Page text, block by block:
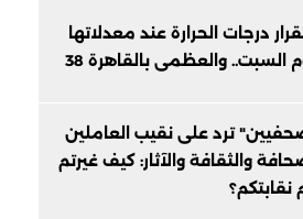
درجات الحرارة عند معدلاتها
السبت.. والعظمى بالقاهرة 38
ترد على نقيب العاملين
والثقافة والآثار: كيف غيرتم
نقابتكم؟